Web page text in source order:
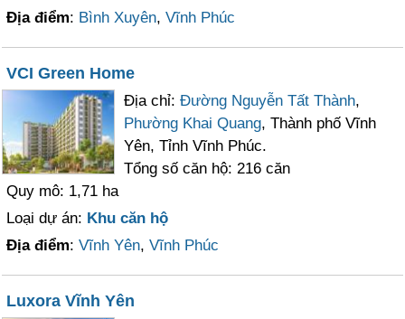
Địa điểm: Bình Xuyên,Vĩnh Phúc
VCI Green Home
Địa chỉ:Đường Nguyễn Tất Thành,
Phường Khai Quang, Thành phố Vĩnh
Yên, Tỉnh Vĩnh Phúc.
Tổng số căn hộ: 216 căn
Quy mô: 1,71 ha
Loại dự án: Khu căn hộ
Địa điểm:Vĩnh Yên,Vĩnh Phúc
Luxora Vĩnh Yên